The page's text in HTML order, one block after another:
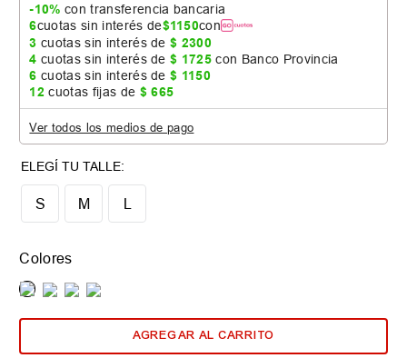
-10% con transferencia bancaria
6cuotas sin interés de$1150con
3 cuotas sin interés de$ 2300
4 cuotas sin interés de$ 1725 con Banco Provincia
6 cuotas sin interés de$ 1150
12 cuotas fijas de $ 665
Ver todos los medios de pago
S L
M
Colores
AGREGAR AL CARRITO